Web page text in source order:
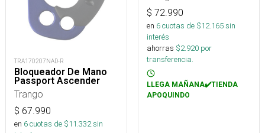
TRA170207NAD-R
Bloqueador De Mano
Passport Ascender
Trango
$ 67.990
en 6cuotas de $11.332sin
$ 72.990
en 6cuotas de $12.165sin
interés
ahorras $2.920 por
transferencia.
LLEGA MAÑANA✔️TIENDA
APOQUINDO